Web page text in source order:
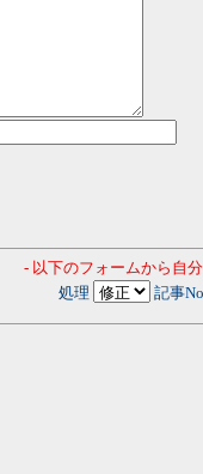
- 以下のフォームから自
処理
記事No